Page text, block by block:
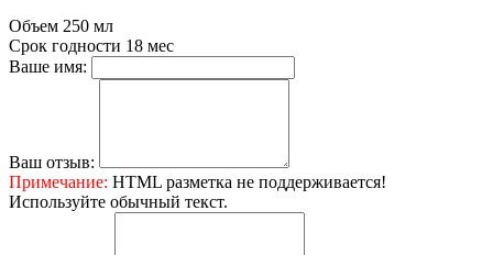
Объем 250 мл
Срок годности 18 мес
Ваше имя:
Ваш отзыв:
Примечание: HTML разметка не поддерживается!
Используйте обычный текст.